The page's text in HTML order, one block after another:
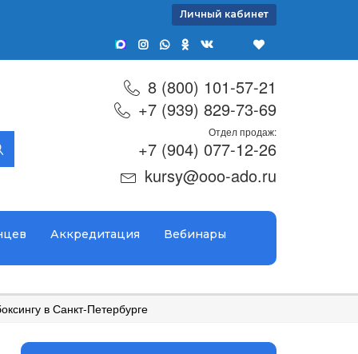
Личный кабинет
8 (800) 101-57-21
+7 (939) 829-73-69
Отдел продаж:
+7 (904) 077-12-26
kursy@ooo-ado.ru
Аккредитация Вебинары
в Санкт-Петербурге